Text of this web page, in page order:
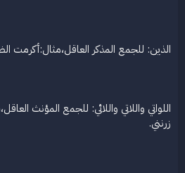
الذين: للجمع المذكر العاقل،مثال:أكرمت
اللواتي واللاتي واللائي: للجمع المؤنث
زرنني.